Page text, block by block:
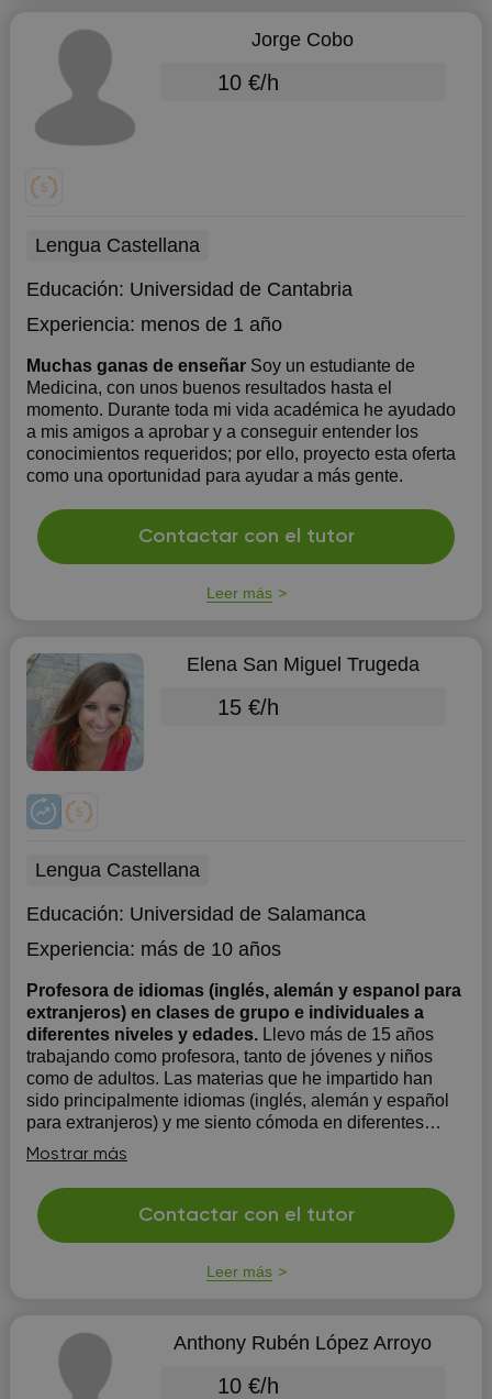
Jorge Cobo
10 €/h
Lengua Castellana
Educación: Universidad de Cantabria
Experiencia: menos de 1 año
Muchas ganas de enseñar Soy un estudiante de
Medicina, con unos buenos resultados hasta el
momento. Durante toda mi vida académica he ayudado
a mis amigos a aprobar y a conseguir entender los
conocimientos requeridos; por ello, proyecto esta oferta
como una oportunidad para ayudar a más gente.
Contactar con el tutor
Leer más
Elena San Miguel Trugeda
15 €/h
Lengua Castellana
Educación: Universidad de Salamanca
Experiencia: más de 10 años
Profesora de idiomas (inglés, alemán y espanol para
extranjeros) en clases de grupo e individuales a
diferentes niveles y edades. Llevo más de 15 años
trabajando como profesora, tanto de jóvenes y niños
como de adultos. Las materias que he impartido han
sido principalmente idiomas (inglés, alemán y español
para extranjeros) y me siento cómoda en diferentes
niveles de la lengua y a distintas edades, tanto en
clases individuales...
Mostrar más
Contactar con el tutor
Leer más
Anthony Rubén López Arroyo
10 €/h